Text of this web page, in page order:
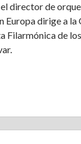
director de
Europa dirige a la
Filarmónica de